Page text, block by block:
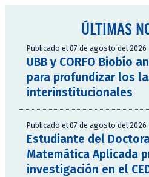
ÚLTIMAS
Publicado el 07 de agosto del 2026
UBB y CORFO Biobío
para profundizar los
interinstitucionales
Publicado el 07 de agosto del 2026
Estudiante del
Matemática Aplicada
investigación en el